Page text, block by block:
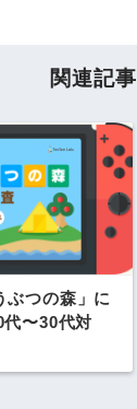
関連記事
ぶつの森」に
代〜30代対